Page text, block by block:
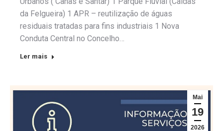
da Felgueira) 1 APR – reutilização de águas
residuais tratadas para fins industriais 1 Nova
Conduta Central no Concelho…
Ler mais
Mai
19
2026